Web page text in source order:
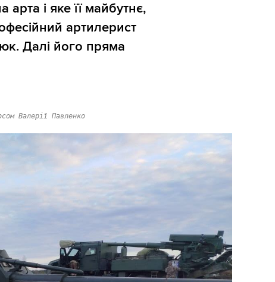
і яке її майбутнє,
артилерист
Далі його пряма
Валерії Павленко